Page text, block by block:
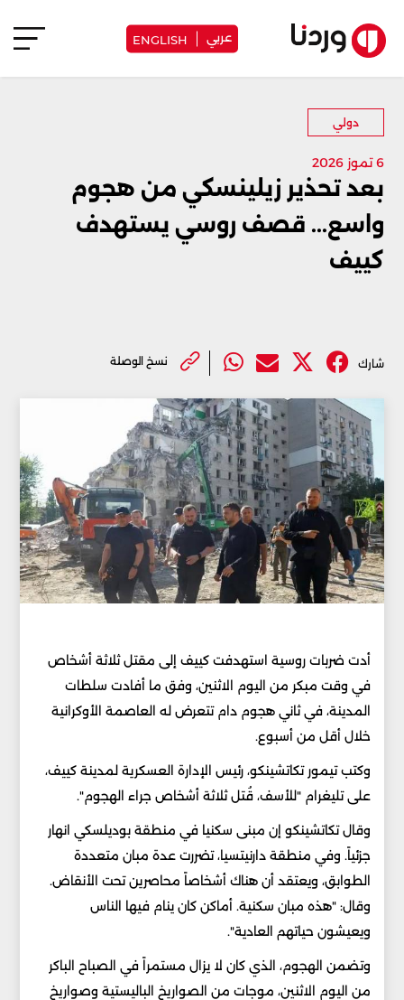
عربي ENGLISH
دولي
6 تموز 2026
بعد تحذير زيلينسكي من هجوم
واسع... قصف روسي يستهدف
كييف
شارك نسخ الوصلة
أدت ضربات روسية استهدفت كييف إلى مقتل ثلاثة أشخاص
في وقت مبكر من اليوم الاثنين، وفق ما أفادت سلطات
المدينة، في ثاني هجوم دام تتعرض له العاصمة الأوكرانية
خلال أقل من أسبوع.
وكتب تيمور تكاتشينكو، رئيس الإدارة العسكرية لمدينة كييف،
على تليغرام "للأسف، قُتل ثلاثة أشخاص جراء الهجوم".
وقال تكاتشينكو إن مبنى سكنيا في منطقة بوديلسكي انهار
جزئياً. وفي منطقة دارنيتسيا، تضررت عدة مبان متعددة
الطوابق، ويعتقد أن هناك أشخاصاً محاصرين تحت الأنقاض.
وقال: "هذه مبان سكنية. أماكن كان ينام فيها الناس
ويعيشون حياتهم العادية".
وتضمن الهجوم، الذي كان لا يزال مستمراً في الصباح الباكر
من اليوم الاثنين، موجات من الصواريخ الباليستية وصواريخ